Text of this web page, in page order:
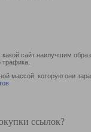
сайт наилучшим
трафика.
массой, которую они
ссылок?